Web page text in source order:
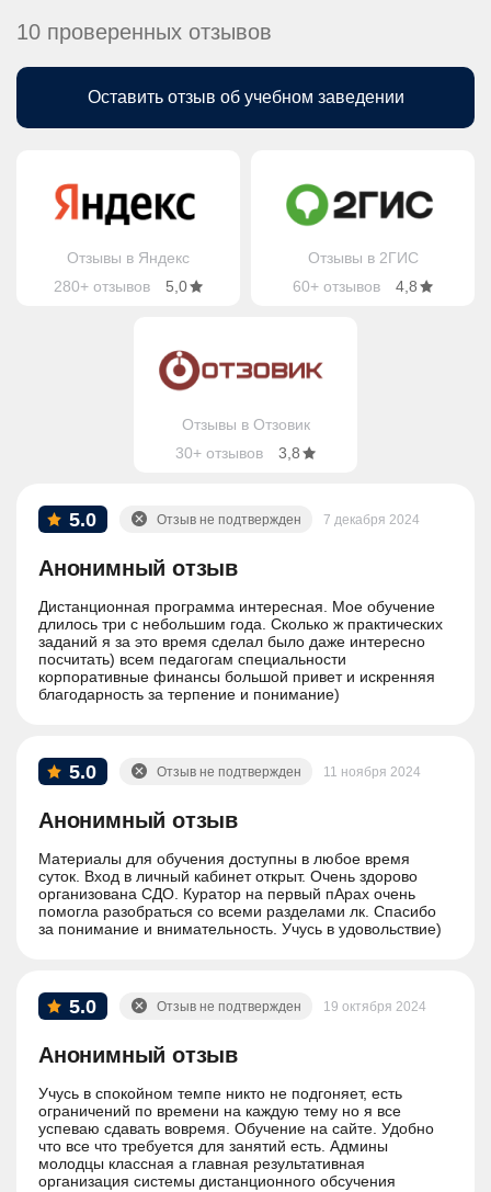
10 проверенных отзывов
Оставить отзыв об учебном заведении
Отзывы в Яндекс
280+ отзывов
5,0
Отзывы в 2ГИС
60+ отзывов
4,8
Отзывы в Отзовик
30+ отзывов
3,8
5.0
Анонимный отзыв
7 декабря 2024
Отзыв не подтвержден
Дистанционная программа интересная. Мое обучение
длилось три с небольшим года. Сколько ж практических
заданий я за это время сделал было даже интересно
посчитать) всем педагогам специальности
корпоративные финансы большой привет и искренняя
благодарность за терпение и понимание)
5.0
Анонимный отзыв
11 ноября 2024
Отзыв не подтвержден
Материалы для обучения доступны в любое время
суток. Вход в личный кабинет открыт. Очень здорово
организована СДО. Куратор на первый пАрах очень
помогла разобраться со всеми разделами лк. Спасибо
за понимание и внимательность. Учусь в удовольствие)
5.0
Анонимный отзыв
19 октября 2024
Отзыв не подтвержден
Учусь в спокойном темпе никто не подгоняет, есть
ограничений по времени на каждую тему но я все
успеваю сдавать вовремя. Обучение на сайте. Удобно
что все что требуется для занятий есть. Админы
молодцы классная а главная результативная
организация системы дистанционного обсучения